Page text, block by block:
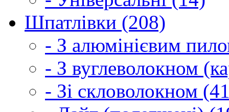
Шпатлівки (208)
- З алюмінієвим
- З вуглеволокном
- Зі скловолокном